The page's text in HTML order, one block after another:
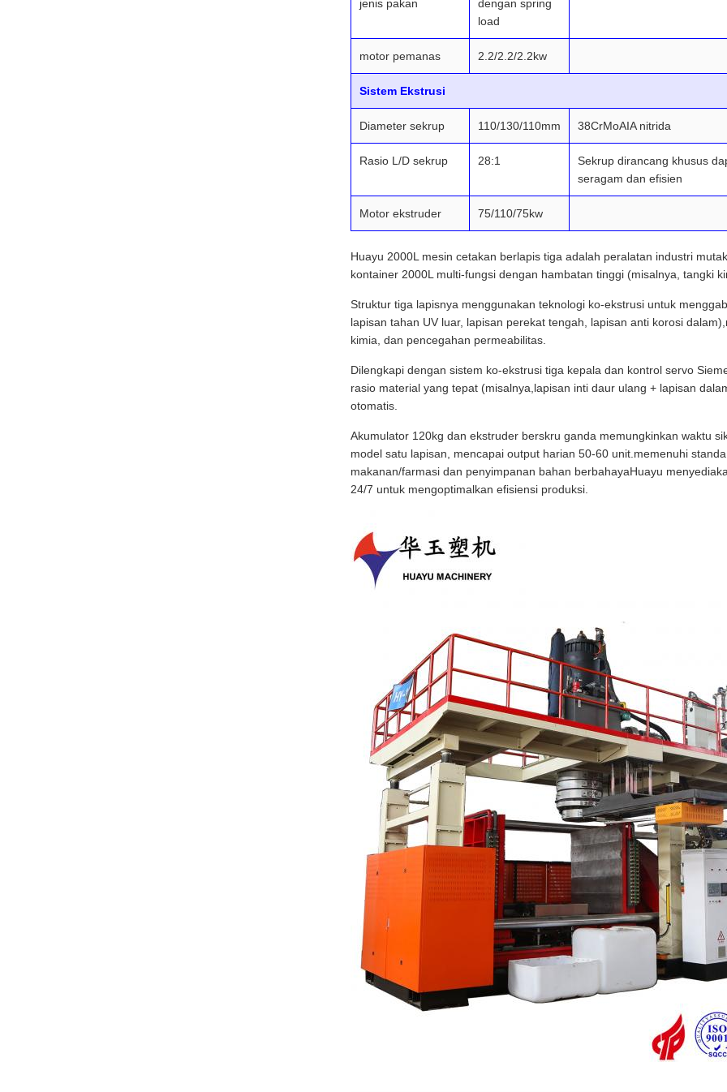
jenis pakan
dengan spring
load
motor pemanas 2.2/2.2/2.2kw
Sistem Ekstrusi
Diameter sekrup 110/130/110mm 38CrMoAIA nitrida
Rasio L/D sekrup 28:1
Sekrup dirancang khusus
seragam dan efisien
Motor ekstruder 75/110/75kw
Huayu 2000L mesin cetakan berlapis tiga adalah peralatan industri
kontainer 2000L multi-fungsi dengan hambatan tinggi (misalnya, tangki
Struktur tiga lapisnya menggunakan teknologi ko-ekstrusi untuk
lapisan tahan UV luar, lapisan perekat tengah, lapisan anti korosi
kimia, dan pencegahan permeabilitas.
Dilengkapi dengan sistem ko-ekstrusi tiga kepala dan kontrol servo
rasio material yang tepat (misalnya,lapisan inti daur ulang + lapisan
otomatis.
Akumulator 120kg dan ekstruder berskru ganda memungkinkan waktu
model satu lapisan, mencapai output harian 50-60 unit.memenuhi
makanan/farmasi dan penyimpanan bahan berbahayaHuayu
24/7 untuk mengoptimalkan efisiensi produksi.